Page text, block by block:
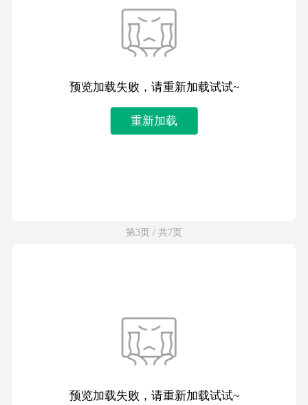
预览加载失败，请重新加载试试~
重新加载
第3页 / 共7页
预览加载失败，请重新加载试试~